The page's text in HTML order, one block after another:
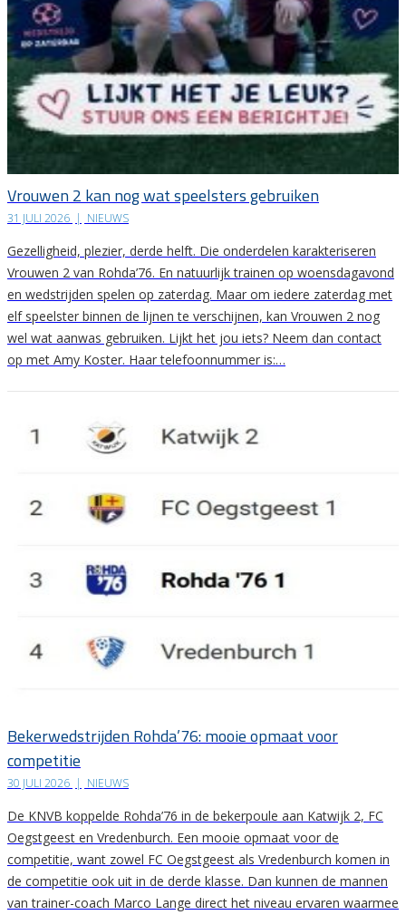
Vrouwen 2 kan nog wat speelsters gebruiken
31 JULI 2026 | NIEUWS
Gezelligheid, plezier, derde helft. Die onderdelen karakteriseren
Vrouwen 2 van Rohda’76. En natuurlijk trainen op woensdagavond
en wedstrijden spelen op zaterdag. Maar om iedere zaterdag met
elf speelster binnen de lijnen te verschijnen, kan Vrouwen 2 nog
wel wat aanwas gebruiken. Lijkt het jou iets? Neem dan contact
op met Amy Koster. Haar telefoonnummer is:…
Bekerwedstrijden Rohda’76: mooie opmaat voor
competitie
30 JULI 2026 | NIEUWS
De KNVB koppelde Rohda’76 in de bekerpoule aan Katwijk 2, FC
Oegstgeest en Vredenburch. Een mooie opmaat voor de
competitie, want zowel FC Oegstgeest als Vredenburch komen in
de competitie ook uit in de derde klasse. Dan kunnen de mannen
van trainer-coach Marco Lange direct het niveau ervaren waarmee